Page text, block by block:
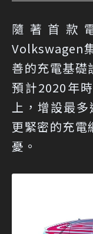
隨著首款
Volkswagen
善的充電基礎
預計2020年
上，增設最
更緊密的充電
憂。